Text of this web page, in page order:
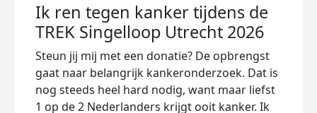
Ik ren tegen kanker tijdens de
TREK Singelloop Utrecht 2026
Steun jij mij met een donatie? De opbrengst
gaat naar belangrijk kankeronderzoek. Dat is
nog steeds heel hard nodig, want maar liefst
1 op de 2 Nederlanders krijgt ooit kanker. Ik